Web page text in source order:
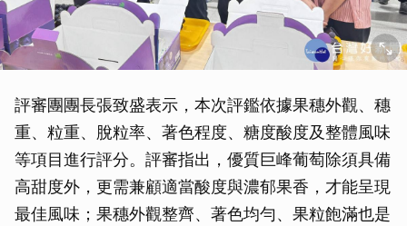
評審團團長張致盛表示，本次評鑑依據果穗外觀、穗
重、粒重、脫粒率、著色程度、糖度酸度及整體風味
等項目進行評分。評審指出，優質巨峰葡萄除須具備
高甜度外，更需兼顧適當酸度與濃郁果香，才能呈現
最佳風味；果穗外觀整齊、著色均勻、果粒飽滿也是